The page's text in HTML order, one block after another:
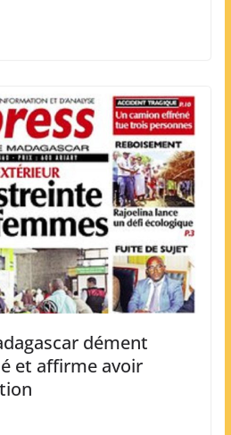
dément
et affirme avoir